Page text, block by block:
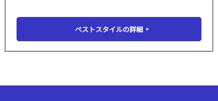
ベストスタイルの詳細